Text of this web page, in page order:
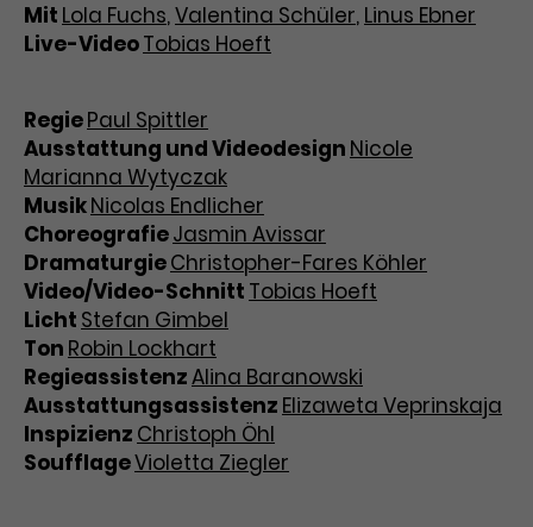
verschiedene Websites hinweg.
Mit Lola Fuchs,Valentina Schüler, Linus Ebner
Live-VideoTobias Hoeft
RegiePaul Spittler
Ausstattung und Videodesign Nicole
Marianna Wytyczak
MusikNicolas Endlicher
ChoreografieJasmin Avissar
DramaturgieChristopher-Fares Köhler
Video/Video-Schnitt Tobias Hoeft
Licht Stefan Gimbel
Ton Robin Lockhart
RegieassistenzAlina Baranowski
Ausstattungsassistenz Elizaweta Veprinskaja
Inspizienz Christoph Öhl
SoufflageVioletta Ziegler